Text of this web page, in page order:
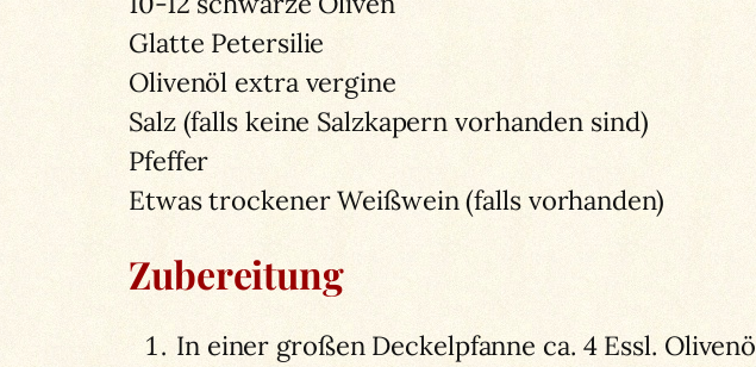
Glatte Petersilie
Olivenöl extra vergine
Salz (falls keine Salzkapern vorhanden sind)
Pfeffer
Etwas trockener Weißwein (falls vorhanden)
Zubereitung
In einer großen Deckelpfanne ca. 4 Essl.